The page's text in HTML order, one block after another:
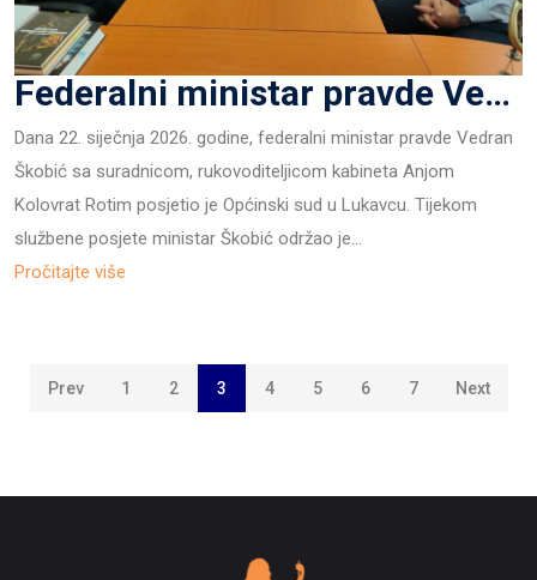
Federalni ministar pravde Vedran Škobić u posjeti Općinskom sudu u Lukavcu
Dana 22. siječnja 2026. godine, federalni ministar pravde Vedran
Škobić sa suradnicom, rukovoditeljicom kabineta Anjom
Kolovrat Rotim posjetio je Općinski sud u Lukavcu. Tijekom
službene posjete ministar Škobić održao je…
Pročitajte više
Prev 1 2 3 4 5 6 7 Next